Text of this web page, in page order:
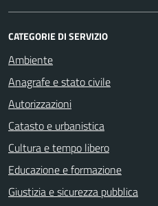
CATEGORIE DI SERVIZIO
Ambiente
Anagrafe e stato civile
Autorizzazioni
Catasto e urbanistica
Cultura e tempo libero
Educazione e formazione
Giustizia e sicurezza pubblica